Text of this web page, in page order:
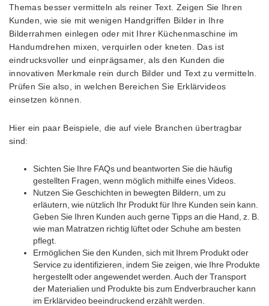
Themas besser vermitteln als reiner Text. Zeigen Sie Ihren
Kunden, wie sie mit wenigen Handgriffen Bilder in Ihre
Bilderrahmen einlegen oder mit Ihrer Küchenmaschine im
Handumdrehen mixen, verquirlen oder kneten. Das ist
eindrucksvoller und einprägsamer, als den Kunden die
innovativen Merkmale rein durch Bilder und Text zu vermitteln.
Prüfen Sie also, in welchen Bereichen Sie Erklärvideos
einsetzen können.
Hier ein paar Beispiele, die auf viele Branchen übertragbar
sind:
Sichten Sie Ihre FAQs und beantworten Sie die häufig
gestellten Fragen, wenn möglich mithilfe eines Videos.
Nutzen Sie Geschichten in bewegten Bildern, um zu
erläutern, wie nützlich Ihr Produkt für Ihre Kunden sein kann.
Geben Sie Ihren Kunden auch gerne Tipps an die Hand, z. B.
wie man Matratzen richtig lüftet oder Schuhe am besten
pflegt.
Ermöglichen Sie den Kunden, sich mit Ihrem Produkt oder
Service zu identifizieren, indem Sie zeigen, wie Ihre Produkte
hergestellt oder angewendet werden. Auch der Transport
der Materialien und Produkte bis zum Endverbraucher kann
im Erklärvideo beeindruckend erzählt werden.